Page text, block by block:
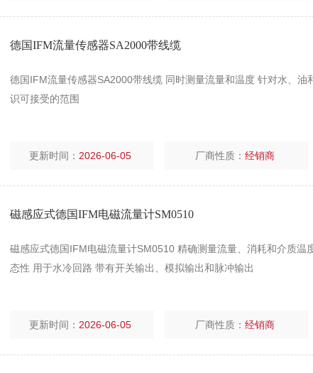
德国IFM流量传感器SA2000带线缆
德国IFM流量传感器SA2000带线缆 同时测量流量和温度 针对水、油
识可接受的范围
更新时间： 2026-06-05 厂商性质：经销商
磁感应式德国IFM电磁流量计SM0510
磁感应式德国IFM电磁流量计SM0510 精确测量流量、消耗和介质温
态性 用于水冷回路 带有开关输出、模拟输出和脉冲输出
更新时间： 2026-06-05 厂商性质：经销商